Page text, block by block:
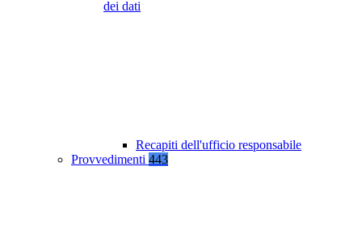
dei dati
Recapiti dell'ufficio responsabile
Provvedimenti 443